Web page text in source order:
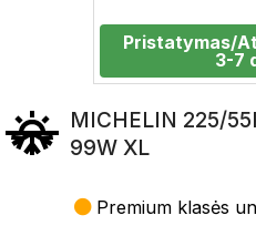
Pristatymas/
3-7
MICHELIN 225/
99W XL
Premium klasės